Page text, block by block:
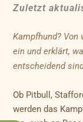
Zuletzt
Kampfhund? Von
ein und erklärt,
entscheidend
Ob Pitbull,
werden das